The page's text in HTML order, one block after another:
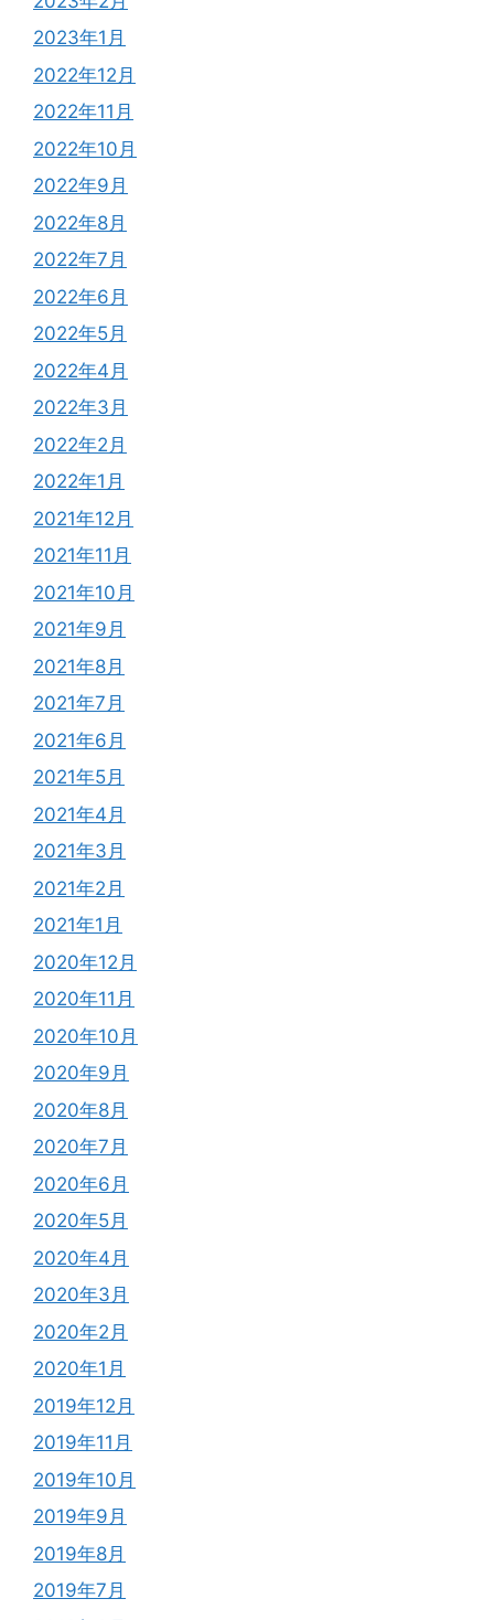
2023年1月
2022年12月
2022年11月
2022年10月
2022年9月
2022年8月
2022年7月
2022年6月
2022年5月
2022年4月
2022年3月
2022年2月
2022年1月
2021年12月
2021年11月
2021年10月
2021年9月
2021年8月
2021年7月
2021年6月
2021年5月
2021年4月
2021年3月
2021年2月
2021年1月
2020年12月
2020年11月
2020年10月
2020年9月
2020年8月
2020年7月
2020年6月
2020年5月
2020年4月
2020年3月
2020年2月
2020年1月
2019年12月
2019年11月
2019年10月
2019年9月
2019年8月
2019年7月